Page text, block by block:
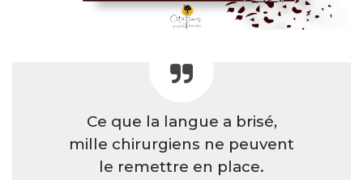
Ce que la langue a brisé,
mille chirurgiens ne peuvent
le remettre en place.